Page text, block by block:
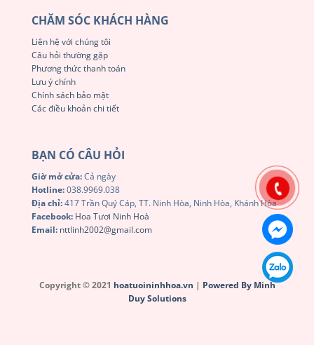
CHĂM SÓC KHÁCH HÀNG
Liên hệ với chúng tôi
Câu hỏi thường gặp
Phương thức thanh toán
Lưu ý chính
Chính sách bảo mật
Các điều khoản chi tiết
BẠN CÓ CÂU HỎI
Giờ mở cửa:Cả ngày
Hotline:038.9969.038
Địa chỉ:417 Trần Quý Cáp, TT. Ninh Hòa, Ninh Hòa, Khánh Hòa
Facebook: Hoa Tươi Ninh Hoà
Email: nttlinh2002@gmail.com
Copyright © 2021 hoatuoininhhoa.vn | Powered By Minh
Duy Solutions